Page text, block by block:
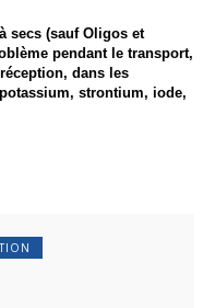
secs (sauf Oligos et
pendant le transport,
dans les
strontium, iode,